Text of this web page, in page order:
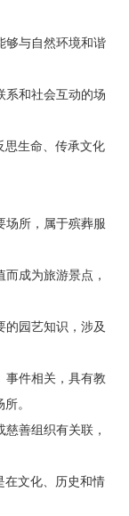
够与自然环境和谐
和社会互动的场
思生命、传承文化
所，属于殡葬服
成为旅游景点，
园艺知识，涉及
件相关，具有教
。
善组织有关联，
在文化、历史和情